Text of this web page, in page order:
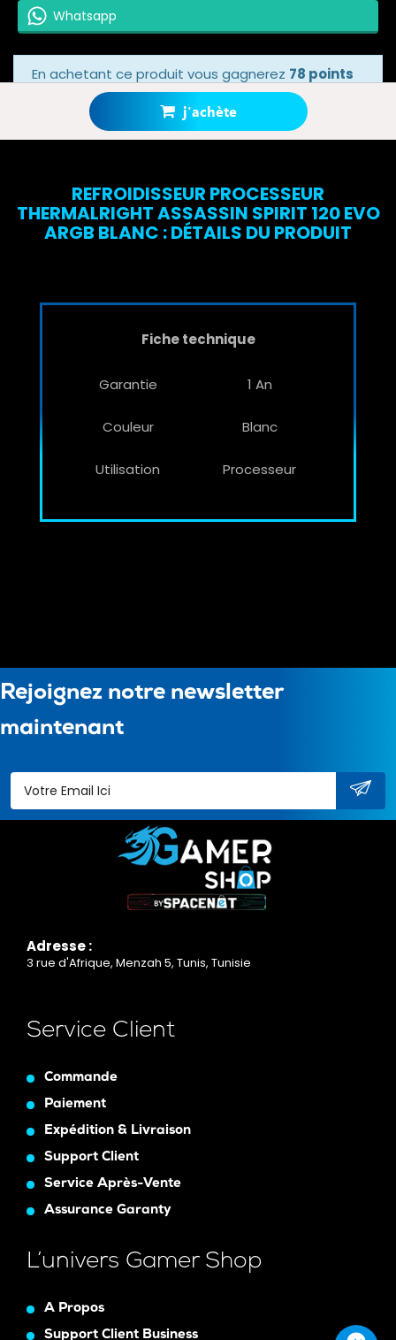
j'achète
Whatsapp
En achetant ce produit vous gagnerez 78 points
grâce à notre programme de fidélité.
Votre panier totalisera78 points bonus
REFROIDISSEUR PROCESSEUR
THERMALRIGHT ASSASSIN SPIRIT 120 EVO
ARGB BLANC : DÉTAILS DU PRODUIT
Fiche technique
Garantie 1 An
Couleur Blanc
Utilisation Processeur
Rejoignez notre newsletter
maintenant
Adresse :
3 rue d'Afrique, Menzah 5, Tunis, Tunisie
Service Client
Commande
Paiement
Expédition & Livraison
Support Client
Service Après-Vente
Assurance Garanty
L’univers Gamer Shop
A Propos
Support Client Business